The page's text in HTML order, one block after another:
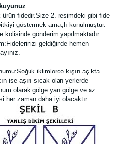
ürün fidedir.Size 2. resimdeki gibi fide
göstermek amaçlı konulmuştur.
kolisinde gönderim yapılmaktadır.
geldiğinde hemen
iklimlerde kışın açıkta
ise aşırı sıcak olan yerlerde
olarak gölge yarı gölge ve az
her zaman daha iyi olacaktır.